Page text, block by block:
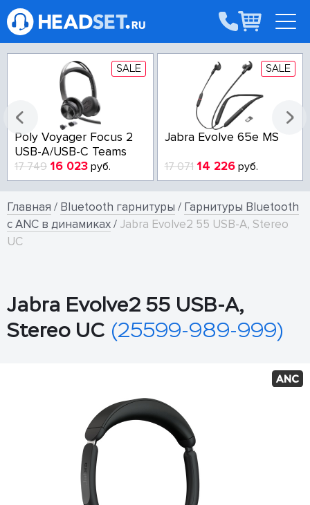
SALE
Poly Voyager Focus 2
USB-A/USB-C Teams
17 749 16 023 руб.
SALE
Jabra Evolve 65e MS
17 071 14 226руб.
Главная / Bluetooth гарнитуры / Гарнитуры Bluetooth
с ANC в динамиках/ Jabra Evolve2 55 USB-A, Stereo
UC
Jabra Evolve2 55 USB-A,
Stereo UC (25599-989-999)